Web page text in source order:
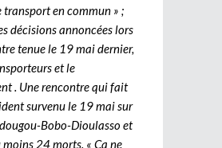
transport en commun » ;
décisions annoncées lors
tenue le 19 mai dernier,
et le
. Une rencontre qui fait
survenu le 19 mai sur
Bobo-Dioulasso et
24 morts. « Ça ne